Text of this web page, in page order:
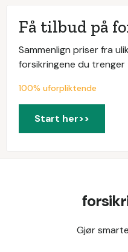
Få tilbud på
Sammenlign priser fra
forsikringene du trenger
100% uforpliktende
Start her>>
Gjør